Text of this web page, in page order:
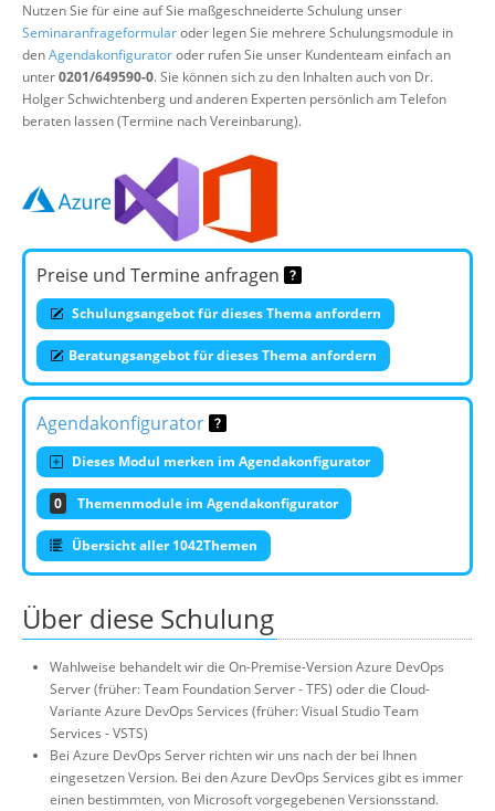
Nutzen Sie für eine auf Sie maßgeschneiderte Schulung unser
Seminaranfrageformularoder legen Sie mehrere Schulungsmodule in
denAgendakonfiguratoroder rufen Sie unser Kundenteam einfach an
unter0201/649590-0. Sie können sich zu den Inhalten auch von Dr.
Holger Schwichtenberg und anderen Experten persönlich am Telefon
beraten lassen (Termine nach Vereinbarung).
Preise und Termine anfragen
Schulungsangebot für dieses Thema anfordern
Beratungsangebot für dieses Thema anfordern
Agendakonfigurator
Dieses Modul merken im Agendakonfigurator
0 Themenmodule im Agendakonfigurator
Übersicht aller 1042Themen
Über diese Schulung
Wahlweise behandelt wir die On-Premise-Version Azure DevOps
Server (früher: Team Foundation Server - TFS) oder die Cloud-
Variante Azure DevOps Services (früher: Visual Studio Team
Services - VSTS)
Bei Azure DevOps Server richten wir uns nach der bei Ihnen
eingesetzen Version. Bei den Azure DevOps Services gibt es immer
einen bestimmten, von Microsoft vorgegebenen Versionsstand.